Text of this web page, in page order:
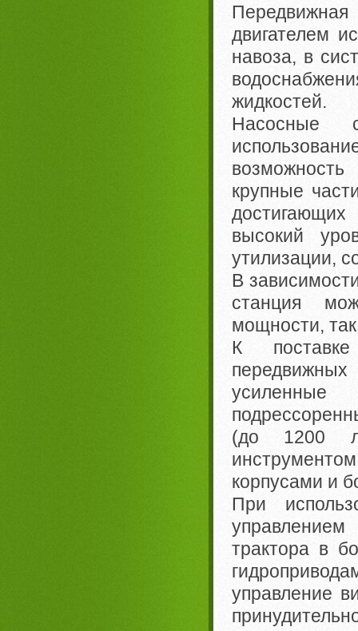
двигателем
навоза, в
жидкостей.
Насосные
крупные
высокий
утилизации,
В
станция
мощности,
К поставке
(до 1200
корпусами и
При
трактора в
управление